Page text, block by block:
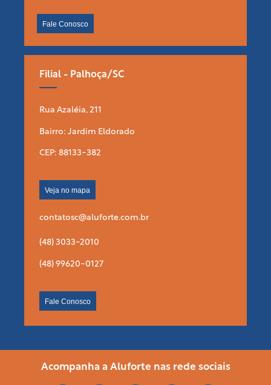
Fale Conosco
Filial - Palhoça/SC
Rua Azaléia, 211
Bairro: Jardim Eldorado
CEP: 88133-382
Veja no mapa
contatosc@aluforte.com.br
(48) 3033-2010
(48) 99620-0127
Fale Conosco
Acompanha a Aluforte nas rede sociais